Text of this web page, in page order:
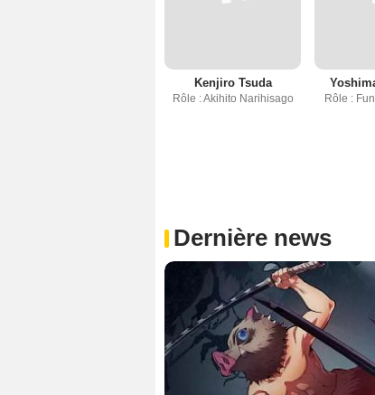
Kenjiro Tsuda
Rôle : Akihito Narihisago Rôle :
Dernière news